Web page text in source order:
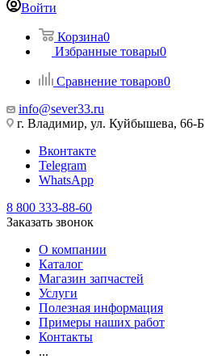
Войти
Корзина0
Избранные товары0
Сравнение товаров0
info@sever33.ru
г. Владимир, ул. Куйбышева, 66-Б
Вконтакте
Telegram
WhatsApp
8 800 333-88-60
Заказать звонок
О компании
Каталог
Магазин запчастей
Услуги
Полезная информация
Примеры наших работ
Контакты
...